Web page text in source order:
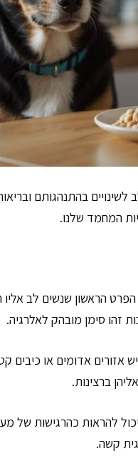
בהתנהגותם
המחמד שלנו.
הראשון שנשים לב אליו
זהו סימן מובהק לאלרגיה.
אזורים אדומים או כיבים
ברצינות.
להראות כהרגישות של
קשה.